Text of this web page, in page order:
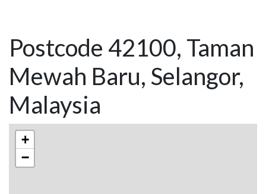
Postcode 42100, Taman
Mewah Baru, Selangor,
Malaysia
+
−